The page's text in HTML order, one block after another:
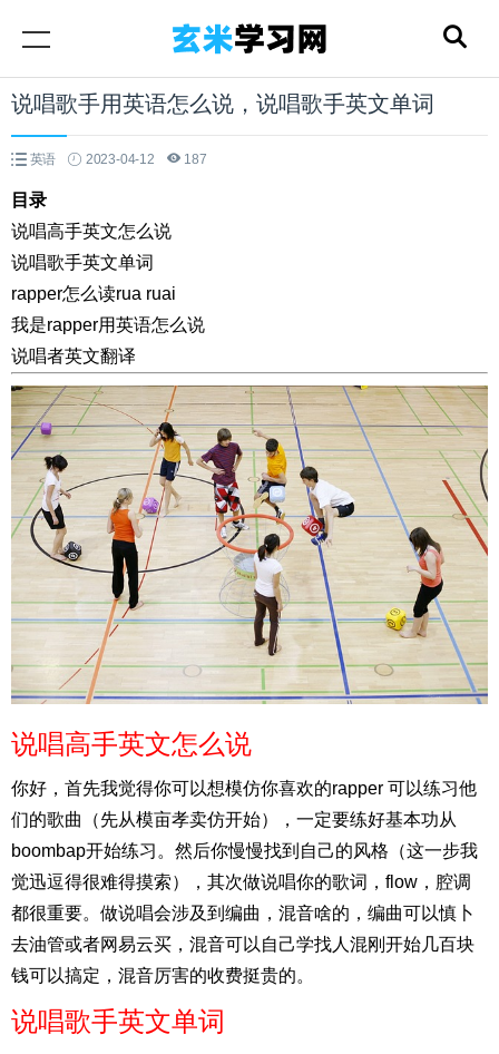
说唱歌手用英语怎么说，说唱歌手英文单词
英语 2023-04-12 187
目录
说唱高手英文怎么说
说唱歌手英文单词
rapper怎么读rua ruai
我是rapper用英语怎么说
说唱者英文翻译
说唱高手英文怎么说
你好，首先我觉得你可以想模仿你喜欢的rapper 可以练习他
们的歌曲（先从模亩孝卖仿开始），一定要练好基本功从
boombap开始练习。然后你慢慢找到自己的风格（这一步我
觉迅逗得很难得摸索），其次做说唱你的歌词，flow，腔调
都很重要。做说唱会涉及到编曲，混音啥的，编曲可以慎卜
去油管或者网易云买，混音可以自己学找人混刚开始几百块
钱可以搞定，混音厉害的收费挺贵的。
说唱歌手英文单词